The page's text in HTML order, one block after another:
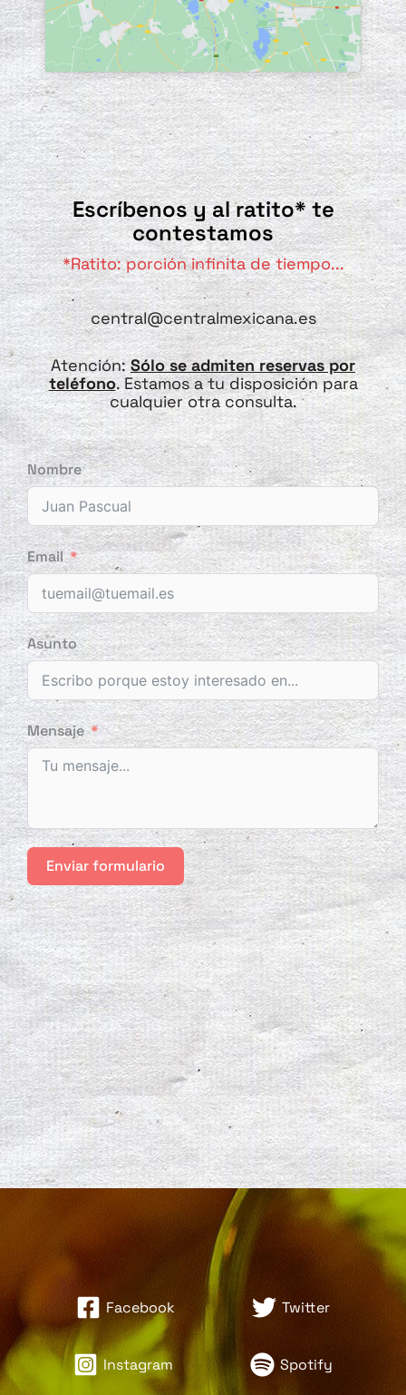
Escríbenos y al ratito* te
contestamos
*Ratito: porción infinita de tiempo...
central@centralmexicana.es
Atención:Sólo se admiten reservas por
teléfono. Estamos a tu disposición para
cualquier otra consulta.
Nombre
Email
Asunto
Mensaje
Enviar formulario
Facebook Twitter
Instagram Spotify